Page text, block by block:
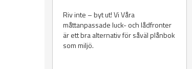
Riv inte – byt ut! Vi Våra
måttanpassade luck- och lådfronter
är ett bra alternativ för såväl plånbok
som miljö.